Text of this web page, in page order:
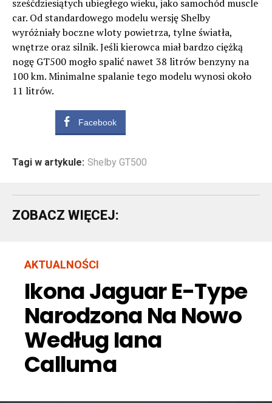
sześćdziesiątych ubiegłego wieku, jako samochód muscle
car. Od standardowego modelu wersję Shelby
wyróżniały boczne wloty powietrza, tylne światła,
wnętrze oraz silnik. Jeśli kierowca miał bardzo ciężką
nogę GT500 mogło spalić nawet 38 litrów benzyny na
100 km. Minimalne spalanie tego modelu wynosi około
11 litrów.
Facebook
Tagi w artykule: Shelby GT500
ZOBACZ WIĘCEJ:
AKTUALNOŚCI
Ikona Jaguar E-Type
Narodzona Na Nowo
Według Iana
Calluma